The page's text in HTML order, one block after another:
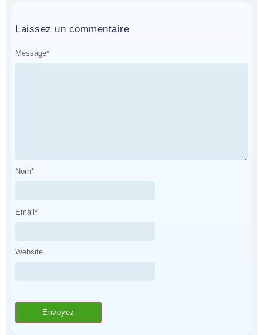
Laissez un commentaire
Message*
Nom*
Email*
Website